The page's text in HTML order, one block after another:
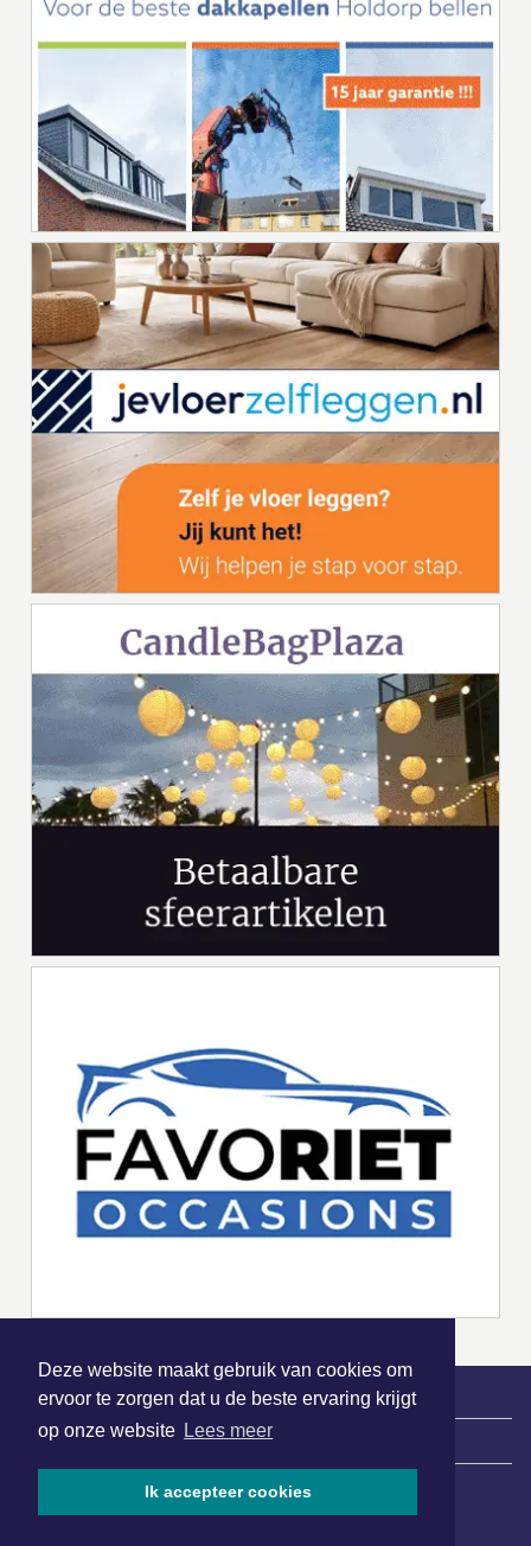
Deze website maakt gebruik van cookies om
ervoor te zorgen dat u de beste ervaring krijgt
op onze website Lees meer
Ik accepteer cookies
| Nieuws | Sport | Evenementen